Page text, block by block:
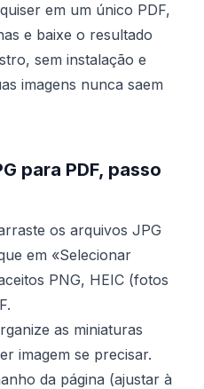
em um único PDF,
e baixe o resultado
sem instalação e
imagens nunca saem
para PDF, passo
os arquivos JPG
em «Selecionar
PNG, HEIC (fotos
as miniaturas
imagem se precisar.
da página (ajustar à